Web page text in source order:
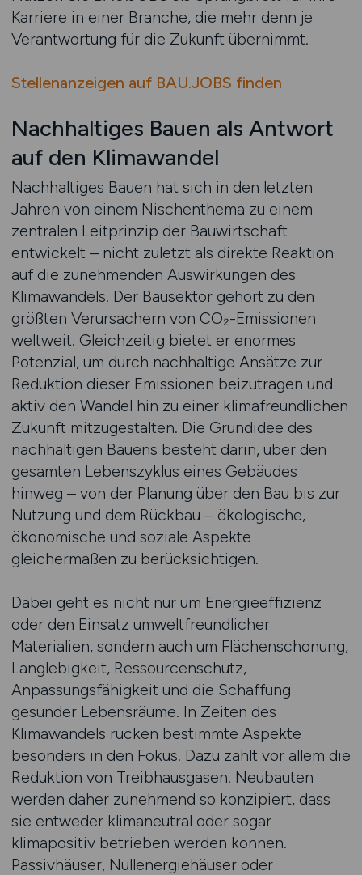
Karriere in einer Branche, die mehr denn je
Verantwortung für die Zukunft übernimmt.
Stellenanzeigen auf BAU.JOBS finden
Nachhaltiges Bauen als Antwort
auf den Klimawandel
Nachhaltiges Bauen hat sich in den letzten
Jahren von einem Nischenthema zu einem
zentralen Leitprinzip der Bauwirtschaft
entwickelt – nicht zuletzt als direkte Reaktion
auf die zunehmenden Auswirkungen des
Klimawandels. Der Bausektor gehört zu den
größten Verursachern von CO₂-Emissionen
weltweit. Gleichzeitig bietet er enormes
Potenzial, um durch nachhaltige Ansätze zur
Reduktion dieser Emissionen beizutragen und
aktiv den Wandel hin zu einer klimafreundlichen
Zukunft mitzugestalten. Die Grundidee des
nachhaltigen Bauens besteht darin, über den
gesamten Lebenszyklus eines Gebäudes
hinweg – von der Planung über den Bau bis zur
Nutzung und dem Rückbau – ökologische,
ökonomische und soziale Aspekte
gleichermaßen zu berücksichtigen.
Dabei geht es nicht nur um Energieeffizienz
oder den Einsatz umweltfreundlicher
Materialien, sondern auch um Flächenschonung,
Langlebigkeit, Ressourcenschutz,
Anpassungsfähigkeit und die Schaffung
gesunder Lebensräume. In Zeiten des
Klimawandels rücken bestimmte Aspekte
besonders in den Fokus. Dazu zählt vor allem die
Reduktion von Treibhausgasen. Neubauten
werden daher zunehmend so konzipiert, dass
sie entweder klimaneutral oder sogar
klimapositiv betrieben werden können.
Passivhäuser, Nullenergiehäuser oder